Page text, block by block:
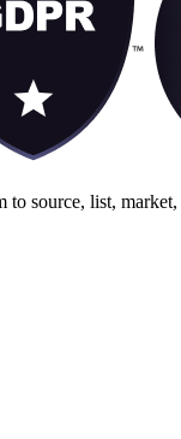
source, list,